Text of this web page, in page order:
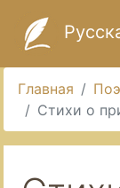
Главная
Стихи о